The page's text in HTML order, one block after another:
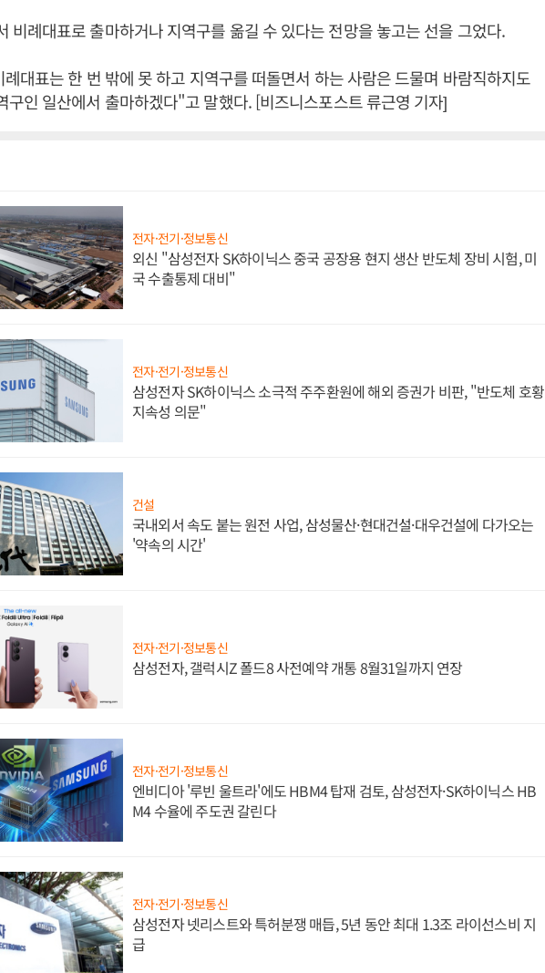
비례대표로 출마하거나 지역구를 옮길 수 있다는 전망을 놓고는 선을 그었다.
례대표는 한 번 밖에 못 하고 지역구를 떠돌면서 하는 사람은 드물며 바람직하지도
구인 일산에서 출마하겠다"고 말했다. [비즈니스포스트 류근영 기자]
전자·전기·정보통신
외신 "삼성전자 SK하이닉스 중국 공장용 현지 생산 반도체 장비 시험, 미
국 수출통제 대비"
전자·전기·정보통신
삼성전자 SK하이닉스 소극적 주주환원에 해외 증권가 비판, "반도체 호황
지속성 의문"
건설
국내외서 속도 붙는 원전 사업, 삼성물산·현대건설·대우건설에 다가오는
'약속의 시간'
전자·전기·정보통신
삼성전자, 갤럭시Z 폴드8 사전예약 개통 8월31일까지 연장
전자·전기·정보통신
엔비디아 '루빈 울트라'에도 HBM4 탑재 검토, 삼성전자·SK하이닉스 HB
M4 수율에 주도권 갈린다
전자·전기·정보통신
삼성전자 넷리스트와 특허분쟁 매듭, 5년 동안 최대 1.3조 라이선스비 지
급